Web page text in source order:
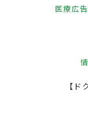
医療広
【ド